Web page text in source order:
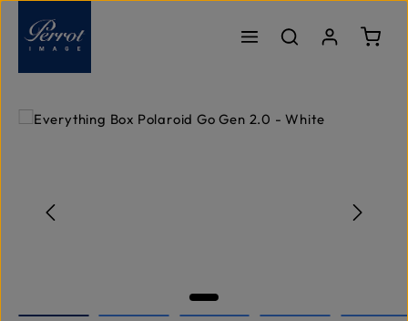
Passer au contenu principal
Le
Ignorer la galerie d'images